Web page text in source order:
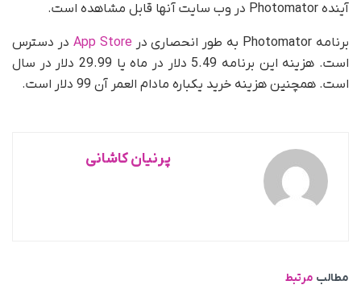
آینده Photomator در وب سایت آنها قابل مشاهده است.
برنامه Photomator به طور انحصاری در App Store در دسترس
است. هزینه این برنامه 5.49 دلار در ماه یا 29.99 دلار در سال
است. همچنین هزینه خرید یکباره مادام العمر آن 99 دلار است.
پرنیان کاشانی
مطالب مرتبط